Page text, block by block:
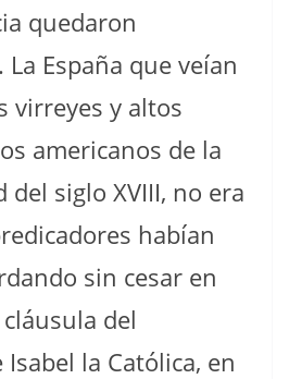
quedaron
España que veían
virreyes y altos
americanos de la
del siglo XVIII, no era
habían
sin cesar en
del
la Católica, en